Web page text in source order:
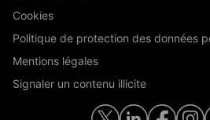
Cookies
Politique de protection des données
Mentions légales
Signaler un contenu illicite